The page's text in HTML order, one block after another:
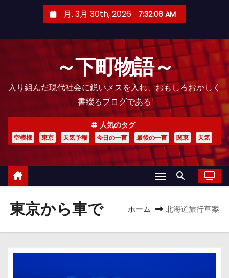
月. 3月 30th, 2026 7:32:07 AM
～下町物語～
入り組んだ現代社会に鋭いメスを入れ、おもしろおかしく
書綴るブログである
人気のタグ
空模様 東京 天気予報 今日の一言 最後の一言 関東 天気
東京から車で ホーム 北海道旅行草案